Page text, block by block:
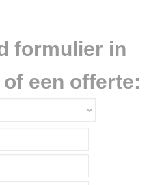
formulier in
een offerte: